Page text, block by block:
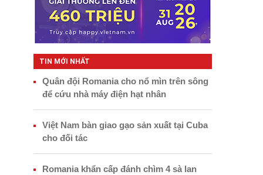
TIN MỚI NHẤT
Quân đội Romania cho nổ mìn trên sông
để cứu nhà máy điện hạt nhân
Việt Nam bàn giao gạo sản xuất tại Cuba
cho đối tác
Romania khẩn cấp đánh chìm 4 sà lan